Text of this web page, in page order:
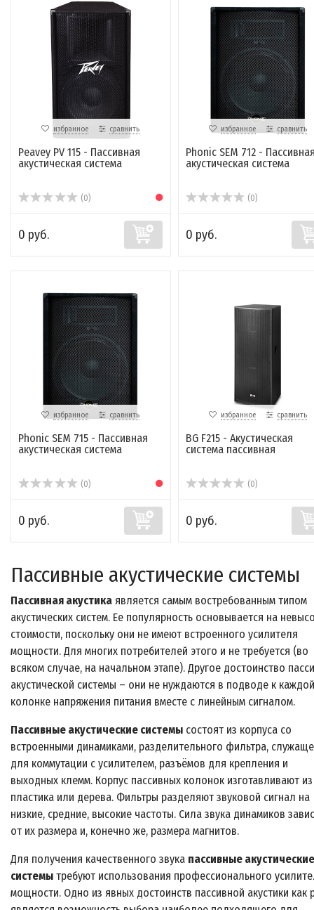
избранное сравнить
Peavey PV 115 - Пассивная
акустическая система
(0)
0 руб.
избранное сравнить
Phonic SEM 712 -
акустическая система
(0)
0 руб.
избранное сравнить
Phonic SEM 715 - Пассивная
акустическая система
(0)
0 руб.
избранное сравнить
BG F215 - Акустическая
система пассивная
(0)
0 руб.
Пассивные акустические системы
Пассивная акустика является самым востребованным типом
акустических систем. Ее популярность основывается на
стоимости, поскольку они не имеют встроенного усилителя
мощности. Для многих потребителей этого и не требуется (во
всяком случае, на начальном этапе). Другое достоинство
акустической системы – они не нуждаются в подводе к каждой
колонке напряжения питания вместе с линейным сигналом.
Пассивные акустические системы состоят из корпуса со
встроенными динамиками, разделительного фильтра,
для коммутации с усилителем, разъёмов для крепления и
выходных клемм. Корпус пассивных колонок изготавливают из
пластика или дерева. Фильтры разделяют звуковой сигнал на
низкие, средние, высокие частоты. Сила звука динамиков
от их размера и, конечно же, размера магнитов.
Для получения качественного звука пассивные акустические
системы требуют использования профессионального
мощности. Одно из явных достоинств пассивной акустики как